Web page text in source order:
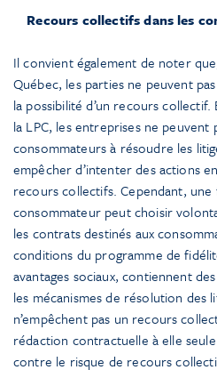
Recours collectifs dans les
Il convient également de noter
Québec, les parties ne peuvent
la possibilité d’un recours
la LPC, les entreprises ne peuvent
consommateurs à résoudre les
empêcher d’intenter des actions
recours collectifs. Cependant, une
consommateur peut choisir
les contrats destinés aux
conditions du programme de
avantages sociaux, contiennent
les mécanismes de résolution des
n’empêchent pas un recours
rédaction contractuelle à elle
contre le risque de recours